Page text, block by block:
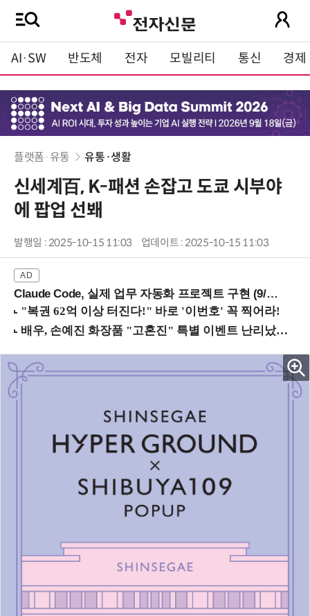
AI·SW 반도체 전자 모빌리티 통신 경제
플랫폼·유통 유통·생활
신세계百, K-패션 손잡고 도쿄 시부야
에 팝업 선봬
발행일 : 2025-10-15 11:03 업데이트 : 2025-10-15 11:03
Claude Code, 실제 업무 자동화 프로젝트 구현 (9/16 ~17 강남역)